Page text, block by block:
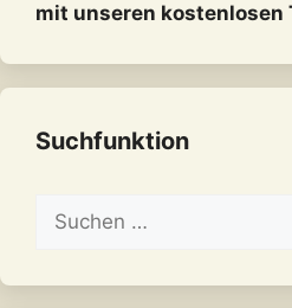
mit unseren kostenlosen
Suchfunktion
Suchen
nach: